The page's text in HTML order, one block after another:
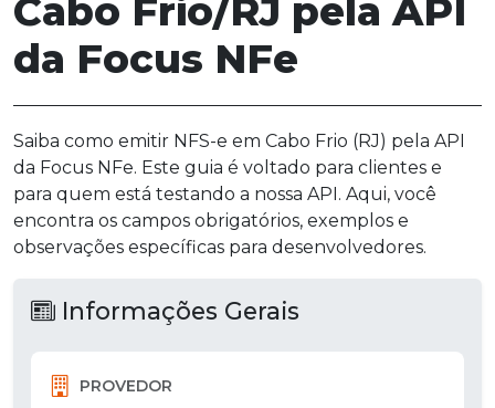
Cabo Frio/RJ pela API
da Focus NFe
Saiba como emitir NFS-e em Cabo Frio (RJ) pela API
da Focus NFe. Este guia é voltado para clientes e
para quem está testando a nossa API. Aqui, você
encontra os campos obrigatórios, exemplos e
observações específicas para desenvolvedores.
Informações Gerais
PROVEDOR